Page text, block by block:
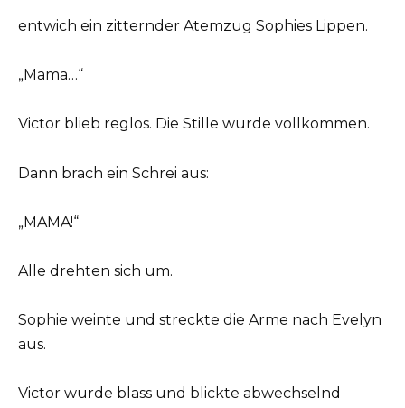
entwich ein zitternder Atemzug Sophies Lippen.
„Mama…“
Victor blieb reglos. Die Stille wurde vollkommen.
Dann brach ein Schrei aus:
„MAMA!“
Alle drehten sich um.
Sophie weinte und streckte die Arme nach Evelyn
aus.
Victor wurde blass und blickte abwechselnd